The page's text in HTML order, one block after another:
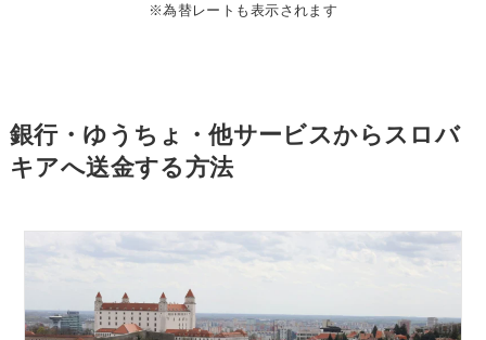
※為替レートも表示されます
銀行・ゆうちょ・他サービスからスロバ
キアへ送金する方法